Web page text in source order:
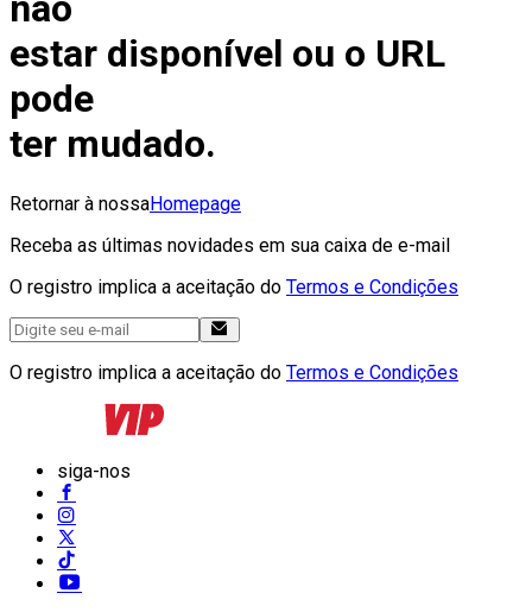
estar disponível ou o URL
pode
ter mudado.
Retornar à nossaHomepage
Receba as últimas novidades em sua caixa de e-mail
O registro implica a aceitação do Termos e Condições
O registro implica a aceitação do Termos e Condições
siga-nos